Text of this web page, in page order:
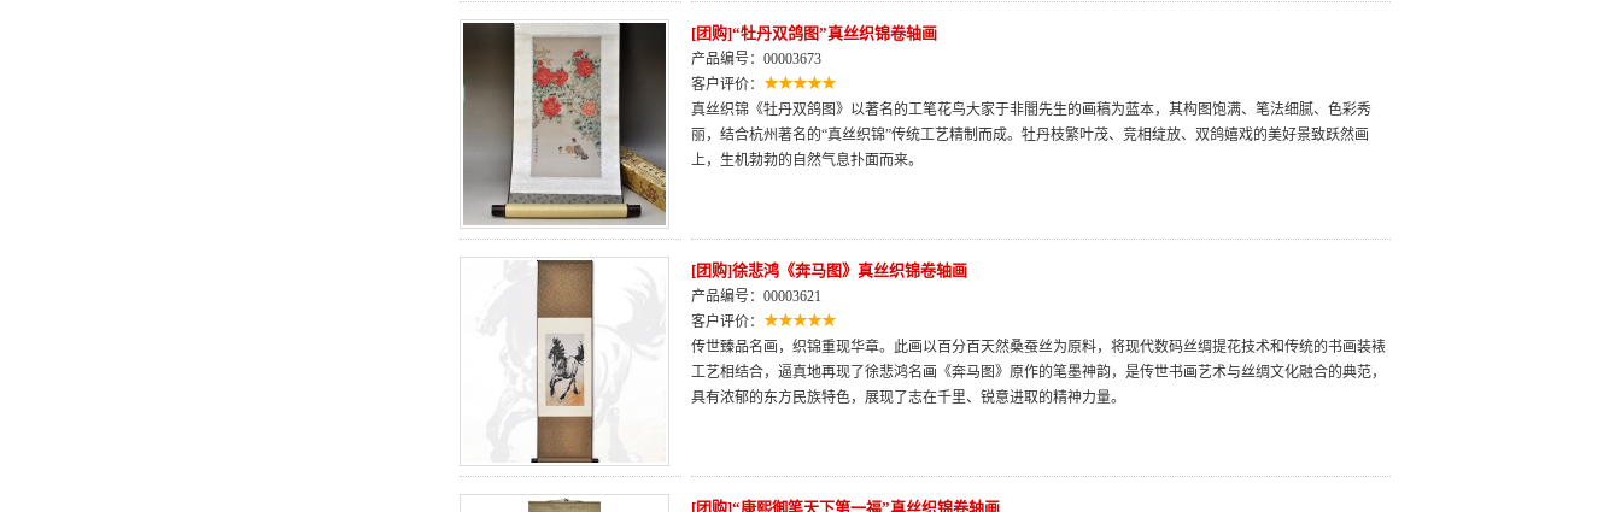
[团购]“牡丹双鸽图”真丝织锦卷轴画
产品编号：00003673
客户评价：
真丝织锦《牡丹双鸽图》以著名的工笔花鸟大家于非闇先生的画稿为蓝本，其构图饱满、笔法细腻、色彩秀
丽，结合杭州著名的“真丝织锦”传统工艺精制而成。牡丹枝繁叶茂、竞相绽放、双鸽嬉戏的美好景致跃然画
上，生机勃勃的自然气息扑面而来。
[团购]徐悲鸿《奔马图》真丝织锦卷轴画
产品编号：00003621
客户评价：
传世臻品名画，织锦重现华章。此画以百分百天然桑蚕丝为原料，将现代数码丝绸提花技术和传统的书画装裱
工艺相结合，逼真地再现了徐悲鸿名画《奔马图》原作的笔墨神韵，是传世书画艺术与丝绸文化融合的典范，
具有浓郁的东方民族特色，展现了志在千里、锐意进取的精神力量。
[团购]“康熙御笔天下第一福”真丝织锦卷轴画